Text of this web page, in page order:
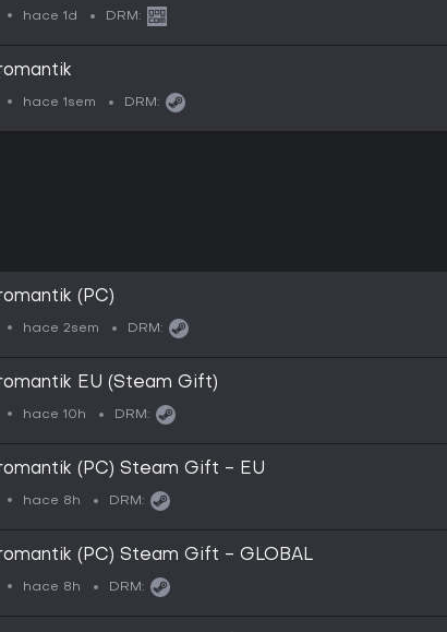
hace 1d DRM:
hace 1sem DRM:
(PC)
hace 2sem DRM:
EU (Steam Gift)
hace 10h DRM:
(PC) Steam Gift - EU
hace 8h DRM:
(PC) Steam Gift - GLOBAL
hace 8h DRM: